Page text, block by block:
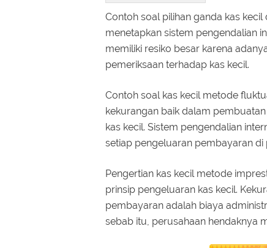
Contoh soal pilihan ganda kas
menetapkan sistem pengendalian
memiliki resiko besar karena
pemeriksaan terhadap kas kecil.
Contoh soal kas kecil metode
kekurangan baik dalam
kas kecil. Sistem pengendalian
setiap pengeluaran pembayaran di
Pengertian kas kecil metode
prinsip pengeluaran kas kecil.
pembayaran adalah biaya
sebab itu, perusahaan hendaknya